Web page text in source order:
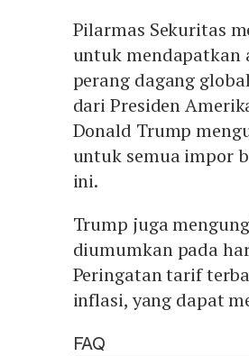
Pilarmas Sekuritas
untuk mendapatkan
perang dagang
dari Presiden
Donald Trump
untuk semua impor
ini.
Trump juga
diumumkan pada
Peringatan tarif
inflasi, yang dapat
FAQ